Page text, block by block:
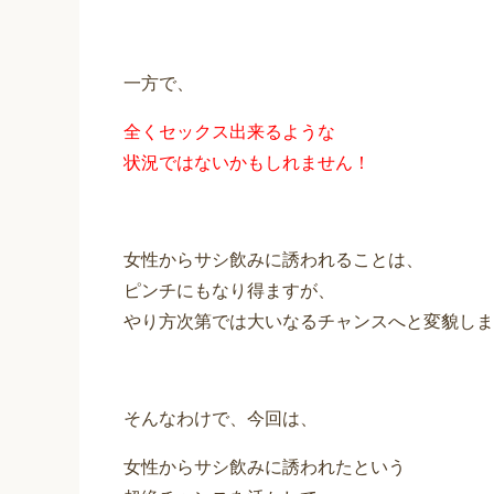
一方で、
全くセックス出来るような
状況ではないかもしれません！
女性からサシ飲みに誘われることは、
ピンチにもなり得ますが、
やり方次第では大いなるチャンスへと変貌し
そんなわけで、今回は、
女性からサシ飲みに誘われたという